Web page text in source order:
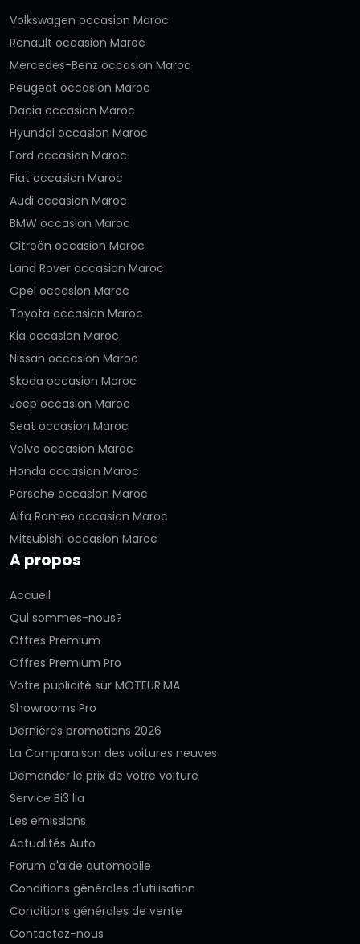
Volkswagen occasion Maroc
Renault occasion Maroc
Mercedes-Benz occasion Maroc
Peugeot occasion Maroc
Dacia occasion Maroc
Hyundai occasion Maroc
Ford occasion Maroc
Fiat occasion Maroc
Audi occasion Maroc
BMW occasion Maroc
Citroën occasion Maroc
Land Rover occasion Maroc
Opel occasion Maroc
Toyota occasion Maroc
Kia occasion Maroc
Nissan occasion Maroc
Skoda occasion Maroc
Jeep occasion Maroc
Seat occasion Maroc
Volvo occasion Maroc
Honda occasion Maroc
Porsche occasion Maroc
Alfa Romeo occasion Maroc
Mitsubishi occasion Maroc
A propos
Accueil
Qui sommes-nous?
Offres Premium
Offres Premium Pro
Votre publicité sur MOTEUR.MA
Showrooms Pro
Dernières promotions 2026
La Comparaison des voitures neuves
Demander le prix de votre voiture
Service Bi3 lia
Les emissions
Actualités Auto
Forum d'aide automobile
Conditions générales d'utilisation
Conditions générales de vente
Contactez-nous